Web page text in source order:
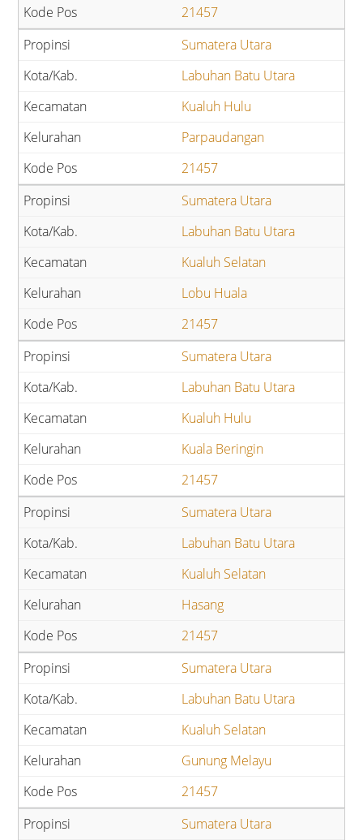
21457
Sumatera Utara
Labuhan Batu Utara
Kualuh Hulu
Parpaudangan
21457
Sumatera Utara
Labuhan Batu Utara
Kualuh Selatan
Lobu Huala
21457
Sumatera Utara
Labuhan Batu Utara
Kualuh Hulu
Kuala Beringin
21457
Sumatera Utara
Labuhan Batu Utara
Kualuh Selatan
Hasang
21457
Sumatera Utara
Labuhan Batu Utara
Kualuh Selatan
Gunung Melayu
21457
Sumatera Utara